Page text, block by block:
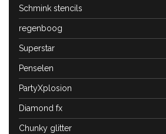
Schmink stencils
regenboog
Superstar
Penselen
PartyXplosion
Diamond fx
Chunky glitter